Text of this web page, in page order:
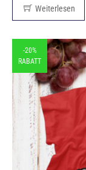
Weiterlesen
-20%
RABATT